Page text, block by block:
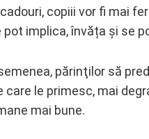
copiii vor fi mai
implica, învăța și se
părinţilor să
le primesc, mai
mai bune.